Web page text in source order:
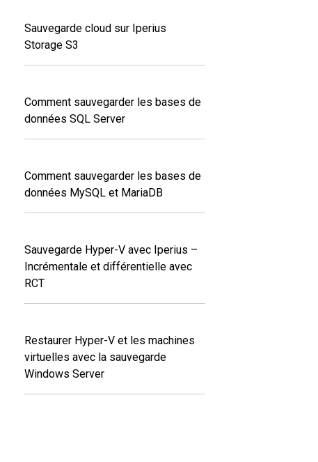
Sauvegarde cloud sur Iperius
Storage S3
Comment sauvegarder les bases de
données SQL Server
Comment sauvegarder les bases de
données MySQL et MariaDB
Sauvegarde Hyper-V avec Iperius –
Incrémentale et différentielle avec
RCT
Restaurer Hyper-V et les machines
virtuelles avec la sauvegarde
Windows Server